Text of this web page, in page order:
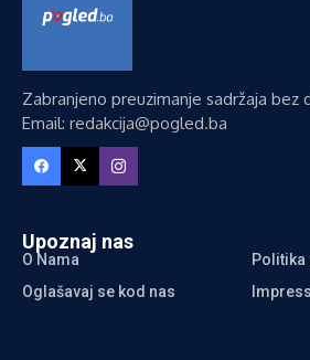
Zabranjeno preuzimanje sadržaja bez
Email: redakcija@pogled.ba
Upoznaj nas
O Nama
Politika
Oglašavaj se kod nas